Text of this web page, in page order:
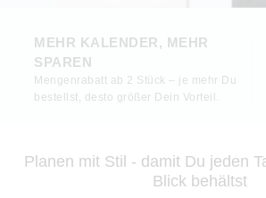
MEHR KALENDER, MEHR
SPAREN
Mengenrabatt ab 2 Stück – je mehr Du
bestellst, desto größer Dein Vorteil.
Planen mit Stil - damit Du jeden
Blick behältst